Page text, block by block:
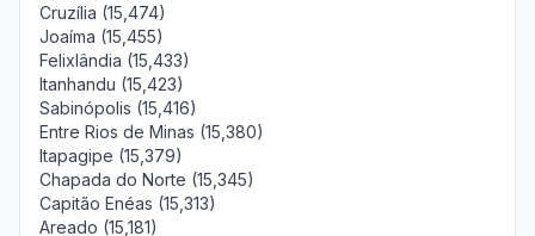
Cruzília (15,474)
Joaíma (15,455)
Felixlândia (15,433)
Itanhandu (15,423)
Sabinópolis (15,416)
Entre Rios de Minas (15,380)
Itapagipe (15,379)
Chapada do Norte (15,345)
Capitão Enéas (15,313)
Areado (15,181)